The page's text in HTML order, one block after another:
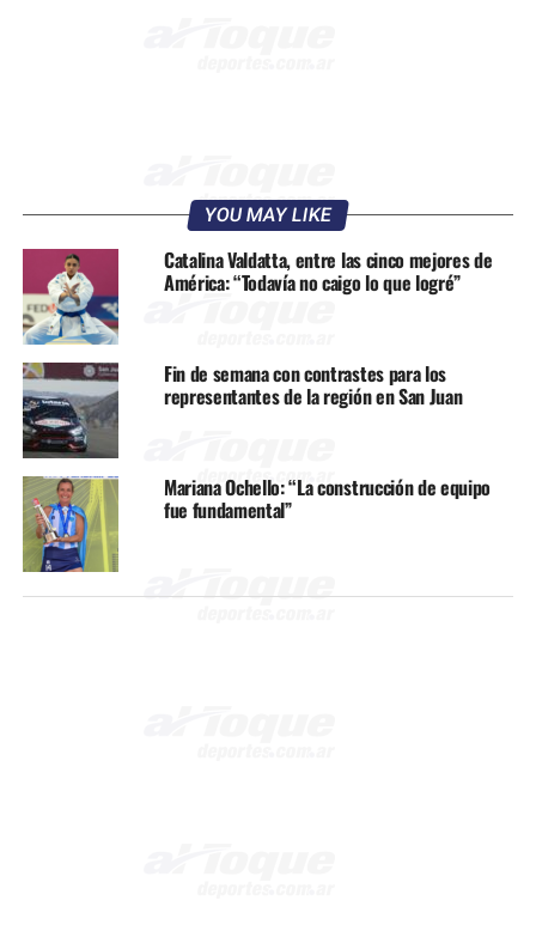
YOU MAY LIKE
Catalina Valdatta, entre las cinco mejores de
América: “Todavía no caigo lo que logré”
Fin de semana con contrastes para los
representantes de la región en San Juan
Mariana Ochello: “La construcción de equipo
fue fundamental”